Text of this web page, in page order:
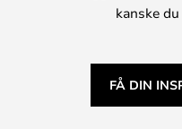
kanske
FÅ DIN